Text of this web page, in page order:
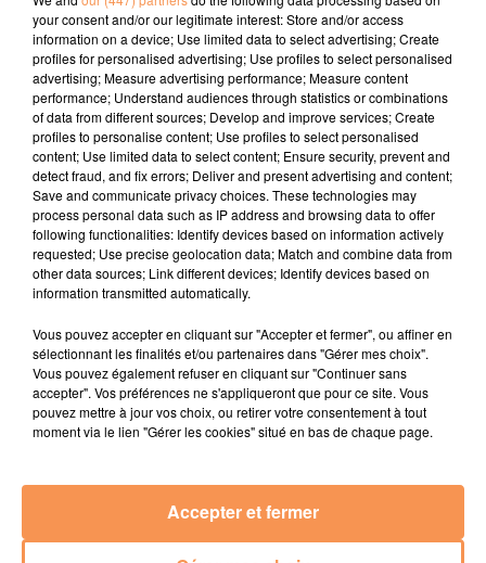
00:44 TARBES / La culture au jardin 2026
Du27 juin au26 juillet www.tarbes.fr
TITRES DIFFUSÉS
Limoncello
Cheerleader (felix
Insomnie
your consent and/or our legitimate interest: Store and/or access
information on a device; Use limited data to select advertising; Create
profiles for personalised advertising; Use profiles to select personalised
advertising; Measure advertising performance; Measure content
performance; Understand audiences through statistics or combinations
of data from different sources; Develop and improve services; Create
profiles to personalise content; Use profiles to select personalised
content; Use limited data to select content; Ensure security, prevent and
detect fraud, and fix errors; Deliver and present advertising and content;
Save and communicate privacy choices. These technologies may
process personal data such as IP address and browsing data to offer
following functionalities: Identify devices based on information actively
requested; Use precise geolocation data; Match and combine data from
other data sources; Link different devices; Identify devices based on
information transmitted automatically.
Vous pouvez accepter en cliquant sur "Accepter et fermer", ou affiner en
sélectionnant les finalités et/ou partenaires dans "Gérer mes choix".
Vous pouvez également refuser en cliquant sur "Continuer sans
accepter". Vos préférences ne s'appliqueront que pour ce site. Vous
pouvez mettre à jour vos choix, ou retirer votre consentement à tout
moment via le lien "Gérer les cookies" situé en bas de chaque page.
Accepter et fermer